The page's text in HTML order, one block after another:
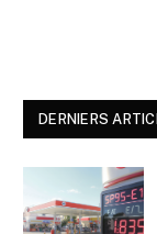
DERNIERS